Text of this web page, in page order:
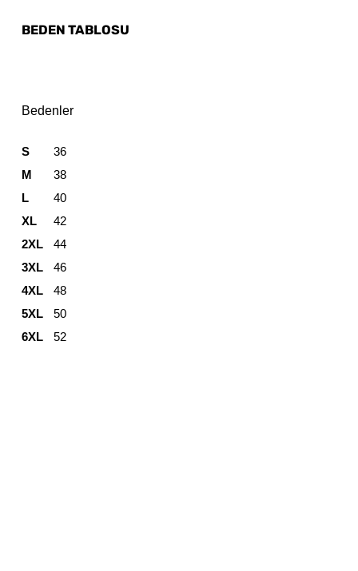
BEDEN TABLOSU
Bedenler
S
36
M
38
L
40
XL
42
2XL
44
3XL
46
4XL
48
5XL
50
6XL
52